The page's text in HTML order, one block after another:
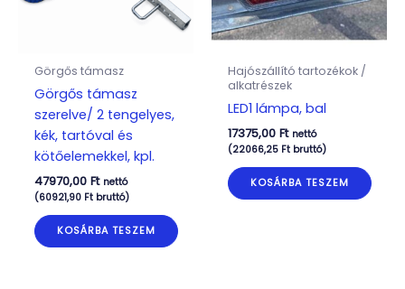
Görgős támasz
Görgős támasz
szerelve/ 2 tengelyes,
kék, tartóval és
kötőelemekkel, kpl.
47970,00 Ft nettó
(60921,90 Ftbruttó)
KOSÁRBA TESZEM
Hajószállító tartozékok /
alkatrészek
LED1 lámpa, bal
17375,00 Ft nettó
(22066,25 Ftbruttó)
KOSÁRBA TESZEM